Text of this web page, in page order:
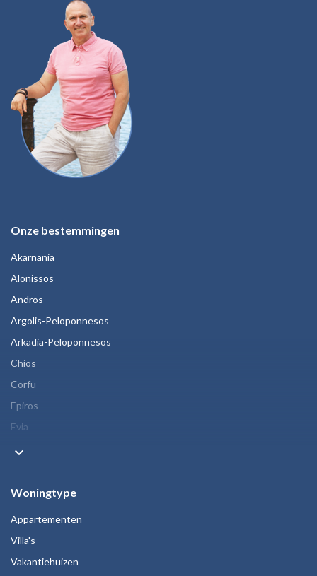
Onze bestemmingen
Akarnania
Alonissos
Andros
Argolis-Peloponnesos
Arkadia-Peloponnesos
Chios
Corfu
Epiros
Evia
keyboard_arrow_down
Woningtype
Appartementen
Villa's
Vakantiehuizen